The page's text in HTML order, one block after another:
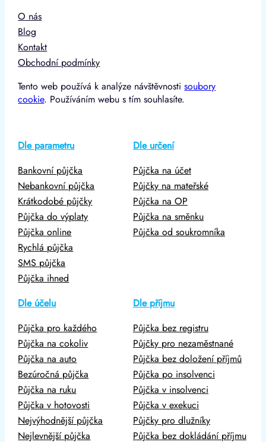
O nás
Blog
Kontakt
Obchodní podmínky
Tento web používá k analýze návštěvnostisoubory
cookie. Používáním webu s tím souhlasíte.
Dle parametru
Bankovní půjčka
Nebankovní půjčka
Krátkodobé půjčky
Půjčka do výplaty
Půjčka online
Rychlá půjčka
SMS půjčka
Půjčka ihned
Dle určení
Půjčka na účet
Půjčky na mateřské
Půjčka na OP
Půjčka na směnku
Půjčka od soukromníka
Dle účelu
Půjčka pro každého
Půjčka na cokoliv
Půjčka na auto
Bezúročná půjčka
Půjčka na ruku
Půjčka v hotovosti
Nejvýhodnější půjčka
Nejlevnější půjčka
Dle příjmu
Půjčka bez registru
Půjčky pro nezaměstnané
Půjčka bez doložení příjmů
Půjčka po insolvenci
Půjčka v insolvenci
Půjčka v exekuci
Půjčky pro dlužníky
Půjčka bez dokládání příjmu